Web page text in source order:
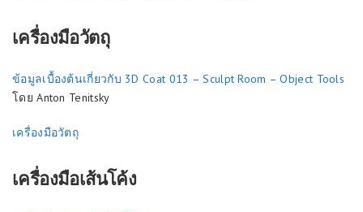
เครื่องมือวัตถุ
ข้อมูลเบื้องต้นเกี่ยวกับ 3D Coat 013 – Sculpt Room – Object Tools
โดย Anton Tenitsky
เครื่องมือวัตถุ
เครื่องมือเส้นโค้ง